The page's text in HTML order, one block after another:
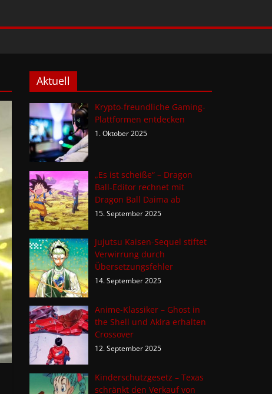
Aktuell
Krypto-freundliche Gaming-
Plattformen entdecken
1. Oktober 2025
„Es ist scheiße“ – Dragon
Ball-Editor rechnet mit
Dragon Ball Daima ab
15. September 2025
Jujutsu Kaisen-Sequel stiftet
Verwirrung durch
Übersetzungsfehler
14. September 2025
Anime-Klassiker – Ghost in
the Shell und Akira erhalten
Crossover
12. September 2025
Kinderschutzgesetz – Texas
schränkt den Verkauf von